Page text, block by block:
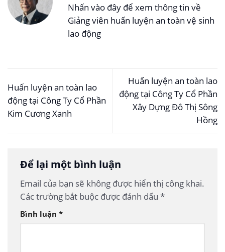
Nhấn vào đây để xem thông tin về
Giảng viên huấn luyện an toàn vệ sinh
lao động
Huấn luyện an toàn lao
động tại Công Ty Cổ Phần
Kim Cương Xanh
Huấn luyện an toàn lao
động tại Công Ty Cổ Phần
Xây Dựng Đô Thị Sông
Hồng
Để lại một bình luận
Email của bạn sẽ không được hiển thị công khai.
Các trường bắt buộc được đánh dấu *
Bình luận *